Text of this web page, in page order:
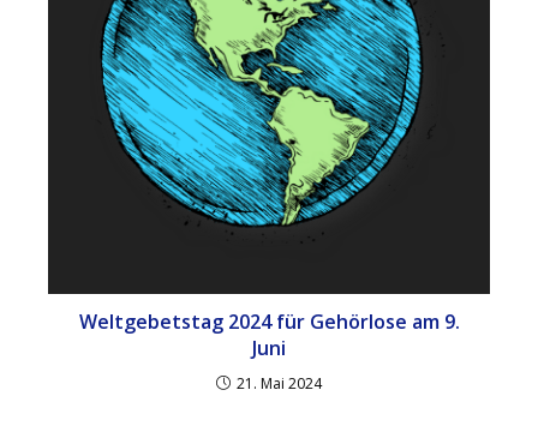
Weltgebetstag 2024 für Gehörlose am 9.
Juni
21. Mai 2024